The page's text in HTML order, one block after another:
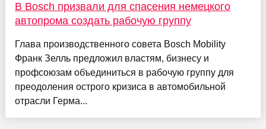
В Bosch призвали для спасения немецкого
автопрома создать рабочую группу
Глава производственного совета Bosch Mobility
Франк Зелль предложил властям, бизнесу и
профсоюзам объединиться в рабочую группу для
преодоления острого кризиса в автомобильной
отрасли Герма...